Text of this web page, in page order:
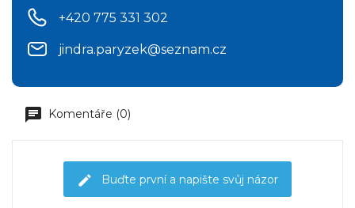
+420 775 331 302
jindra.paryzek@seznam.cz
Komentáře (0)
Buďte první a napište svůj názor